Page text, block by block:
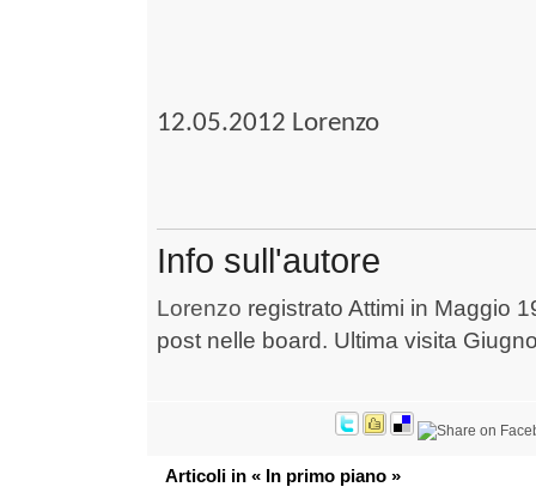
12.05.2012 Lorenzo
Info sull'autore
Lorenzo registrato Attimi in Maggio
post nelle board. Ultima visita
Articoli in « In primo piano »